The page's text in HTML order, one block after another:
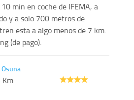
min en coche de IFEMA, a
y a solo 700 metros de
esta a algo menos de 7 km.
(de pago).
Km